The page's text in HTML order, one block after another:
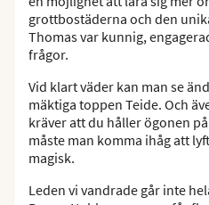
grottbostäderna och den
Thomas var kunnig,
frågor.
Vid klart väder kan man se
mäktiga toppen Teide. Och
kräver att du håller ögonen
måste man komma ihåg att
magisk.
Leden vi vandrade går inte